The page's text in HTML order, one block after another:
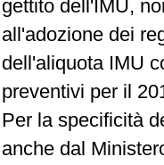
gettito dell'IMU,
all'adozione dei
dell'aliquota IMU
preventivi per il
Per la specificità
anche dal